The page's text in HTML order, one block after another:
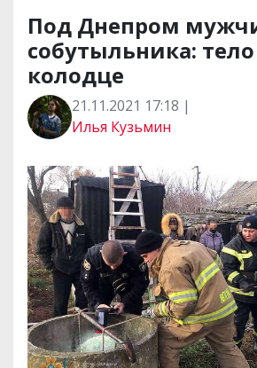
Под Днепром
собутыльника:
колодце
21.11.2021 17:18 |
Илья Кузьмин